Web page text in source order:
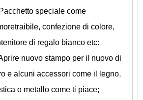
speciale come
confezione di colore,
di regalo bianco etc:
nuovo stampo per il nuovo di
e alcuni accessori come il legno,
o metallo come ti piace;